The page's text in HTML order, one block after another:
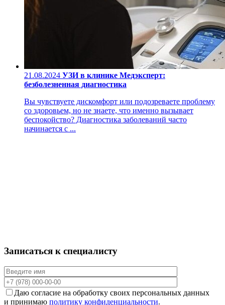
21.08.2024 УЗИ в клинике Медэксперт:
безболезненная диагностика
Вы чувствуете дискомфорт или подозреваете проблему
со здоровьем, но не знаете, что именно вызывает
беспокойство? Диагностика заболеваний часто
начинается с ...
Записаться к специалисту
Даю согласие на обработку своих персональных данных
и принимаю политику конфиденциальности.